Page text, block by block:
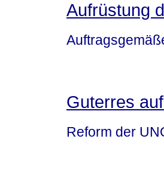
Aufrüstung
Guterres
Reform der